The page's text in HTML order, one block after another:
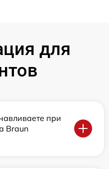
для
при
Braun